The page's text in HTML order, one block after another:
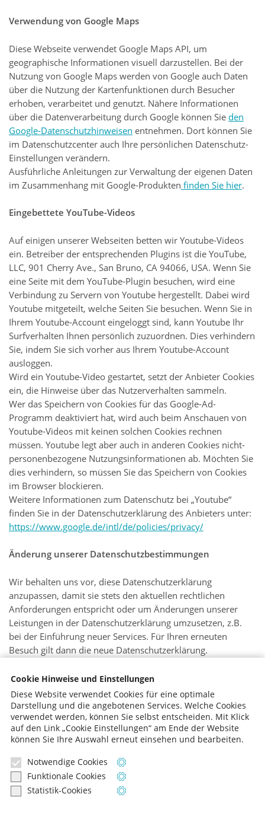
Cookie Hinweise und Einstellungen
Diese Website verwendet Cookies für eine optimale
Darstellung und die angebotenen Services. Welche Cookies
verwendet werden, können Sie selbst entscheiden. Mit Klick
auf den Link „Cookie Einstellungen“ am Ende der Website
können Sie Ihre Auswahl erneut einsehen und bearbeiten.
Notwendige Cookies
Informationen zu notwendigen
Funktionale Cookies
Informationen zu funktionalen
Statistik-Cookies
Informationen zu Statistik-Cookies
Verwendung von Google Maps
Diese Webseite verwendet Google Maps API, um
geographische Informationen visuell darzustellen. Bei der
Nutzung von Google Maps werden von Google auch Daten
über die Nutzung der Kartenfunktionen durch Besucher
erhoben, verarbeitet und genutzt. Nähere Informationen
über die Datenverarbeitung durch Google können Sie den
Google-Datenschutzhinweisen entnehmen. Dort können Sie
im Datenschutzcenter auch Ihre persönlichen Datenschutz-
Einstellungen verändern.
Ausführliche Anleitungen zur Verwaltung der eigenen Daten
im Zusammenhang mit Google-Produkten finden Sie hier.
Eingebettete YouTube-Videos
Auf einigen unserer Webseiten betten wir Youtube-Videos
ein. Betreiber der entsprechenden Plugins ist die YouTube,
LLC, 901 Cherry Ave., San Bruno, CA 94066, USA. Wenn Sie
eine Seite mit dem YouTube-Plugin besuchen, wird eine
Verbindung zu Servern von Youtube hergestellt. Dabei wird
Youtube mitgeteilt, welche Seiten Sie besuchen. Wenn Sie in
Ihrem Youtube-Account eingeloggt sind, kann Youtube Ihr
Surfverhalten Ihnen persönlich zuzuordnen. Dies verhindern
Sie, indem Sie sich vorher aus Ihrem Youtube-Account
ausloggen.
Wird ein Youtube-Video gestartet, setzt der Anbieter Cookies
ein, die Hinweise über das Nutzerverhalten sammeln.
Wer das Speichern von Cookies für das Google-Ad-
Programm deaktiviert hat, wird auch beim Anschauen von
Youtube-Videos mit keinen solchen Cookies rechnen
müssen. Youtube legt aber auch in anderen Cookies nicht-
personenbezogene Nutzungsinformationen ab. Möchten Sie
dies verhindern, so müssen Sie das Speichern von Cookies
im Browser blockieren.
Weitere Informationen zum Datenschutz bei „Youtube“
finden Sie in der Datenschutzerklärung des Anbieters unter:
https://www.google.de/intl/de/policies/privacy/
Änderung unserer Datenschutzbestimmungen
Wir behalten uns vor, diese Datenschutzerklärung
anzupassen, damit sie stets den aktuellen rechtlichen
Anforderungen entspricht oder um Änderungen unserer
Leistungen in der Datenschutzerklärung umzusetzen, z.B.
bei der Einführung neuer Services. Für Ihren erneuten
Besuch gilt dann die neue Datenschutzerklärung.
Fragen zum Datenschutz
Wenn Sie Fragen zum Datenschutz haben, schreiben Sie uns
bitte eine E-Mail oder wenden Sie sich direkt an die für den
Datenschutz verantwortliche Person in unserer
Organisation:
Herr Bosner, 0221-992251-0